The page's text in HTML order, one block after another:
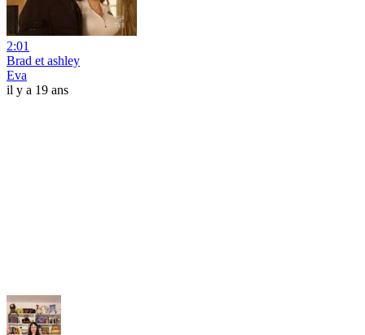
2:01
Brad et ashley
Eva
il y a 19 ans